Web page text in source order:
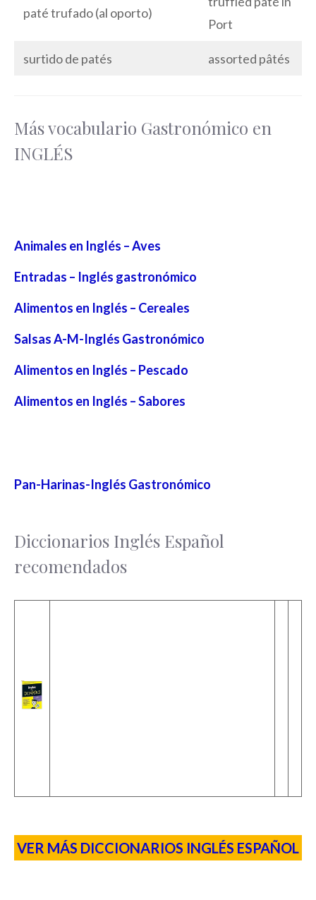
paté trufado (al oporto)
Port
surtido de patés assorted pâtés
Más vocabulario Gastronómico en
INGLÉS
Animales en Inglés – Aves
Entradas – Inglés gastronómico
Alimentos en Inglés – Cereales
Salsas A-M-Inglés Gastronómico
Alimentos en Inglés – Pescado
Alimentos en Inglés – Sabores
Pan-Harinas-Inglés Gastronómico
Diccionarios Inglés Español
recomendados
VER MÁS DICCIONARIOS INGLÉS ESPAÑOL